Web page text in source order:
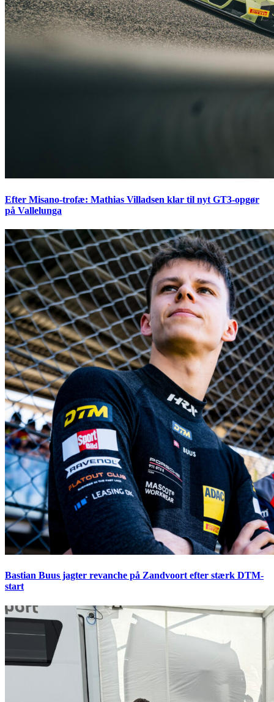
Efter Misano-trofæ: Mathias Villadsen klar til nyt GT3-opgør
på Vallelunga
Bastian Buus jagter revanche på Zandvoort efter stærk DTM-
start